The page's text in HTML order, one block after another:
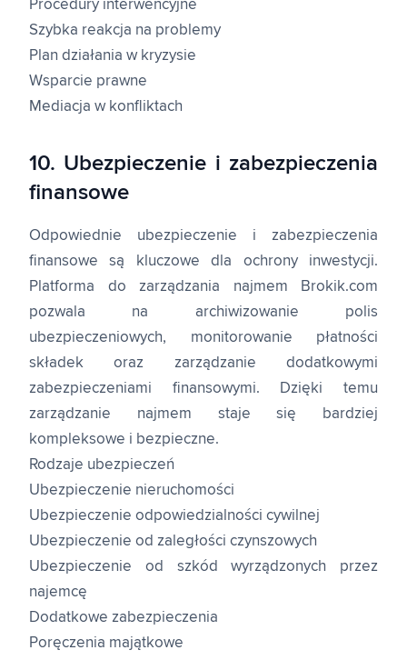
Procedury interwencyjne
Szybka reakcja na problemy
Plan działania w kryzysie
Wsparcie prawne
Mediacja w konfliktach
10. Ubezpieczenie i zabezpieczenia
finansowe
Odpowiednie ubezpieczenie i zabezpieczenia
finansowe są kluczowe dla ochrony inwestycji.
Platforma do zarządzania najmem Brokik.com
pozwala na archiwizowanie polis
ubezpieczeniowych, monitorowanie płatności
składek oraz zarządzanie dodatkowymi
zabezpieczeniami finansowymi. Dzięki temu
zarządzanie najmem staje się bardziej
kompleksowe i bezpieczne.
Rodzaje ubezpieczeń
Ubezpieczenie nieruchomości
Ubezpieczenie odpowiedzialności cywilnej
Ubezpieczenie od zaległości czynszowych
Ubezpieczenie od szkód wyrządzonych przez
najemcę
Dodatkowe zabezpieczenia
Poręczenia majątkowe